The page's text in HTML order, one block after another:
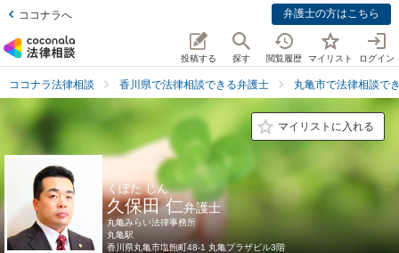
ココナラへ 弁護士の方はこちら
投稿する 探す 閲覧履歴 マイリスト ログイン
ココナラ法律相談 香川県で法律相談できる弁護士 丸亀市で法律相談で
マイリストに入れる
くぼた じん
久保田 仁弁護士
丸亀みらい法律事務所
丸亀駅
香川県丸亀市塩飽町48-1 丸亀プラザビル3階